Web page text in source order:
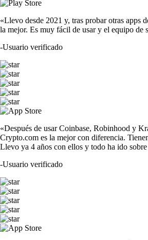
«Llevo desde 2021 y, tras probar otras apps
la mejor. Es muy fácil de usar y el equipo de
-Usuario verificado
«Después de usar Coinbase, Robinhood y
Crypto.com es la mejor con diferencia.
Llevo ya 4 años con ellos y todo ha ido
-Usuario verificado